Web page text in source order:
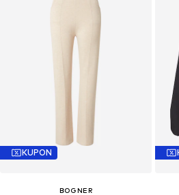
KUPON
BOGNER